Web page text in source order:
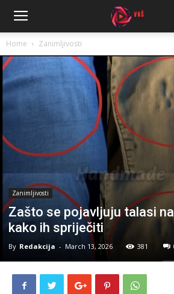
Home Zanimljivosti
Zanimljivosti
Zašto se pojavljuju talasi
kako ih spriječiti
By Redakcija - March 13, 2026 381